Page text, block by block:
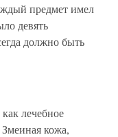
предмет имел
девять
должно быть
лечебное
Змеиная кожа,